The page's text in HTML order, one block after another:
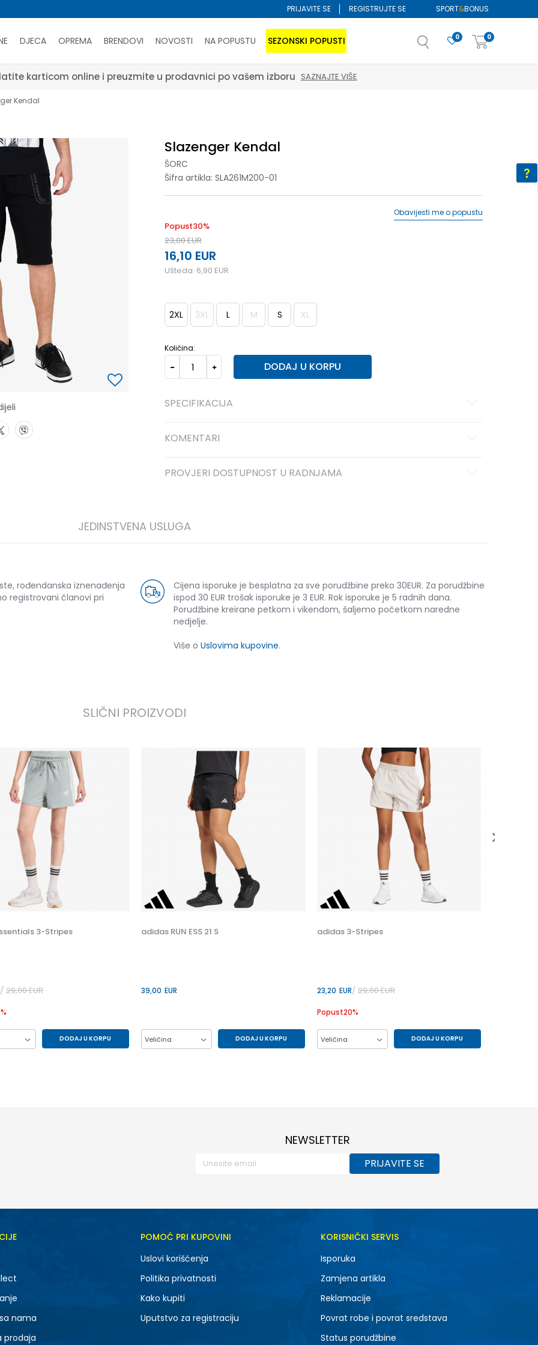
SPORT&BONUS
PRIJAVITE SE REGISTRUJTE SE
DJECA OPREMA BRENDOVI NOVOSTI NA POPUSTU SEZONSKI POPUSTI 0
0
izboru SAZNAJTE VIŠE
Kendal
Slazenger Kendal
ŠORC
Šifra artikla: SLA261M200-01
Popust30%
23,00EUR
16,10 EUR
Ušteda: 6,90 EUR
Obavijesti me o popustu
2XL 3XL L M S XL
Količina:
DODAJ U KORPU
SPECIFIKACIJA
KOMENTARI
PROVJERI DOSTUPNOST U RADNJAMA
JEDINSTVENA USLUGA
rođendanska iznenađenja
registrovani članovi pri
Cijena isporuke je besplatna za sve porudžbine preko 30EUR. Za porudžbine
ispod 30 EUR trošak isporuke je 3 EUR. Rok isporuke je 5 radnih dana.
Porudžbine kreirane petkom i vikendom, šaljemo početkom naredne
nedjelje.
Više o Uslovima kupovine.
SLIČNI PROIZVODI
3-Stripes
29,00EUR
%
DODAJ U KORPU
adidas RUN ESS 21 S
39,00 EUR
Veličina DODAJ U KORPU
adidas 3-Stripes
23,20 EUR 29,00EUR
Popust20%
Veličina DODAJ U KORPU
15,00
NEWSLETTER
PRIJAVITE SE
nama
prodaja
POMOĆ PRI KUPOVINI
Uslovi korišćenja
Politika privatnosti
Kako kupiti
Uputstvo za registraciju
KORISNIČKI SERVIS
Isporuka
Zamjena artikla
Reklamacije
Povrat robe i povrat sredstava
Status porudžbine